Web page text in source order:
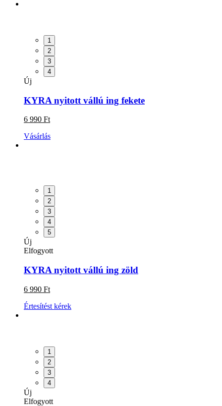
1
2
3
4
Új
KYRA nyitott vállú ing fekete
6 990 Ft
Vásárlás
1
2
3
4
5
Új
Elfogyott
KYRA nyitott vállú ing zöld
6 990 Ft
Értesítést kérek
1
2
3
4
Új
Elfogyott